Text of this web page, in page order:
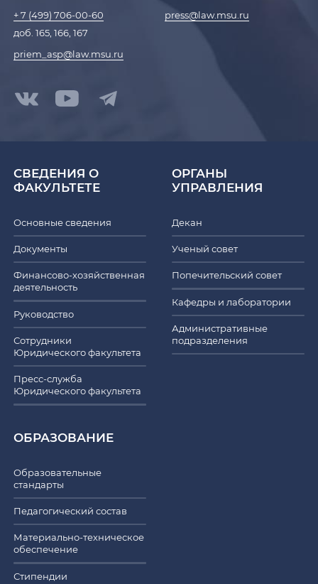
+ 7 (499) 706-00-60
доб. 165, 166, 167
priem_asp@law.msu.ru
press@law.msu.ru
СВЕДЕНИЯ О
ФАКУЛЬТЕТЕ
Основные сведения
Документы
Финансово-хозяйственная
деятельность
Руководство
Сотрудники
Юридического факультета
Пресс-служба
Юридического факультета
ОРГАНЫ
УПРАВЛЕНИЯ
Декан
Ученый совет
Попечительский совет
Кафедры и лаборатории
Административные
подразделения
ОБРАЗОВАНИЕ
Образовательные
стандарты
Педагогический состав
Материально-техническое
обеспечение
Стипендии